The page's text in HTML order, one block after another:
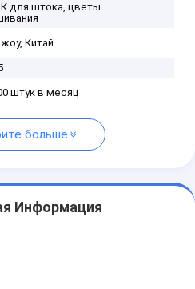
для штока, цветы
Китай
штук в месяц
больше
Информация